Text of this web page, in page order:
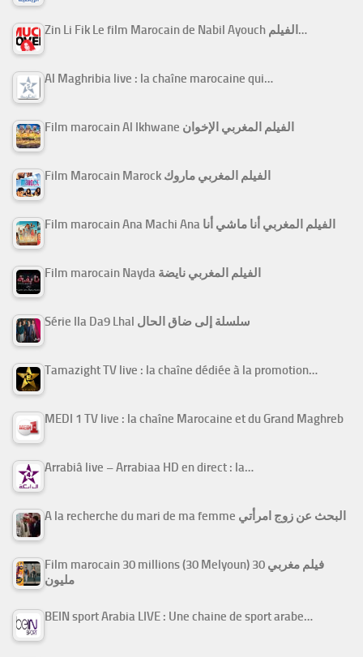
Zin Li Fik Le film Marocain de Nabil Ayouch الفيلم…
Al Maghribia live : la chaîne marocaine qui…
Film marocain Al Ikhwane الفيلم المغربي الإخوان
Film Marocain Marock الفيلم المغربي ماروك
Film marocain Ana Machi Ana الفيلم المغربي أنا ماشي أنا
Film marocain Nayda الفيلم المغربي نايضة
Série Ila Da9 Lhal سلسلة إلى ضاق الحال
Tamazight TV live : la chaîne dédiée à la promotion…
MEDI 1 TV live : la chaîne Marocaine et du Grand Maghreb
Arrabiâ live – Arrabiaa HD en direct : la…
A la recherche du mari de ma femme البحث عن زوج امرأتي
Film marocain 30 millions (30 Melyoun) فيلم مغربي 30
مليون
BEIN sport Arabia LIVE : Une chaine de sport arabe…